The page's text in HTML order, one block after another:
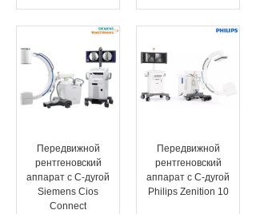
Передвижной
рентгеновский
аппарат с C-дугой
Siemens Cios
Connect
Передвижной
рентгеновский
аппарат с C-дугой
Philips Zenition 10